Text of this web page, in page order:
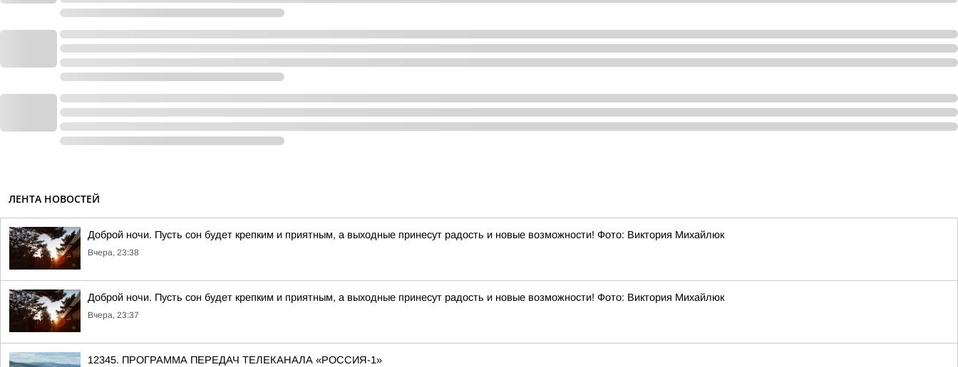
ЛЕНТА НОВОСТЕЙ
Доброй ночи. Пусть сон будет крепким и приятным, а выходные принесут радость и новые возможности! Фото: Виктория Михайлюк
Вчера, 23:38
Доброй ночи. Пусть сон будет крепким и приятным, а выходные принесут радость и новые возможности! Фото: Виктория Михайлюк
Вчера, 23:37
12345. ПРОГРАММА ПЕРЕДАЧ ТЕЛЕКАНАЛА «РОССИЯ-1»